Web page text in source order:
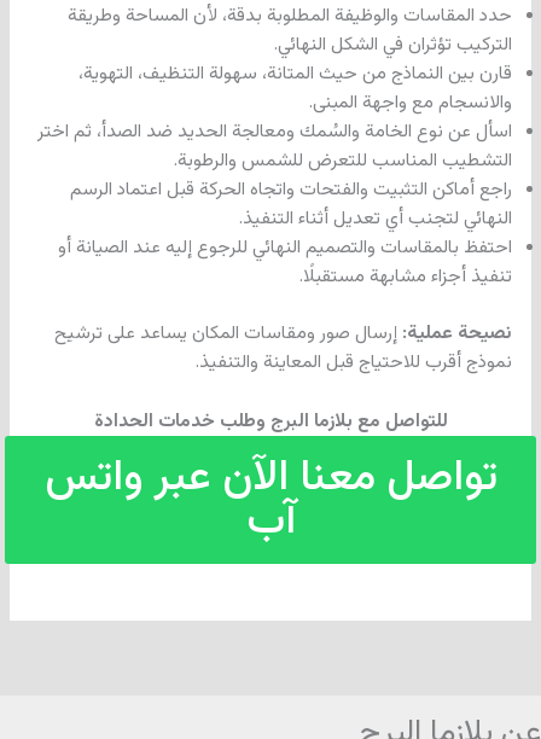
حدد المقاسات والوظيفة المطلوبة بدقة، لأن المساحة وطريقة
التركيب تؤثران في الشكل النهائي.
قارن بين النماذج من حيث المتانة، سهولة التنظيف، التهوية،
والانسجام مع واجهة المبنى.
اسأل عن نوع الخامة والسُمك ومعالجة الحديد ضد الصدأ، ثم اختر
التشطيب المناسب للتعرض للشمس والرطوبة.
راجع أماكن التثبيت والفتحات واتجاه الحركة قبل اعتماد الرسم
النهائي لتجنب أي تعديل أثناء التنفيذ.
احتفظ بالمقاسات والتصميم النهائي للرجوع إليه عند الصيانة أو
تنفيذ أجزاء مشابهة مستقبلًا.
نصيحة عملية: إرسال صور ومقاسات المكان يساعد على ترشيح
نموذج أقرب للاحتياج قبل المعاينة والتنفيذ.
للتواصل مع بلازما البرج وطلب خدمات الحدادة
تواصل معنا الآن عبر واتس
آب